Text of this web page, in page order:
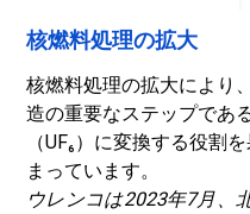
核燃料処理の拡大
核燃料処理の拡大により
造の重要なステップであ
（UF₆）に変換する役割
まっています。
ウレンコは2023年7月、